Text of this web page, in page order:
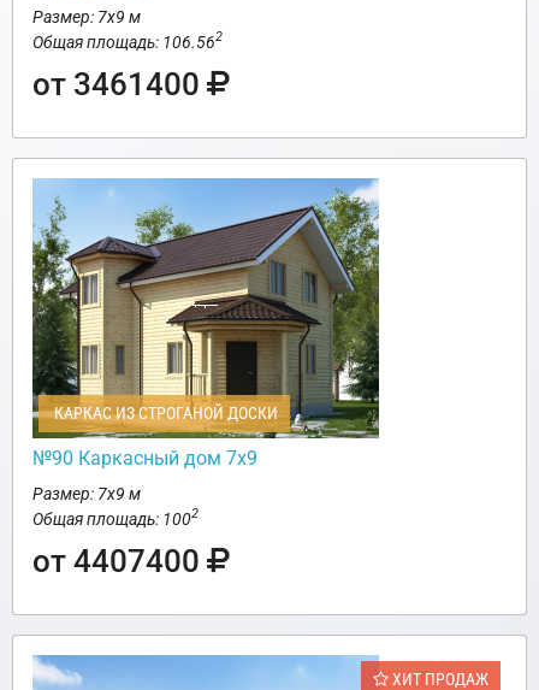
Размер: 7х9 м
Общая площадь: 106.562
от 3461400
КАРКАС ИЗ СТРОГАНОЙ ДОСКИ
№90 Каркасный дом 7х9
Размер: 7х9 м
Общая площадь: 1002
от 4407400
ХИТ ПРОДАЖ